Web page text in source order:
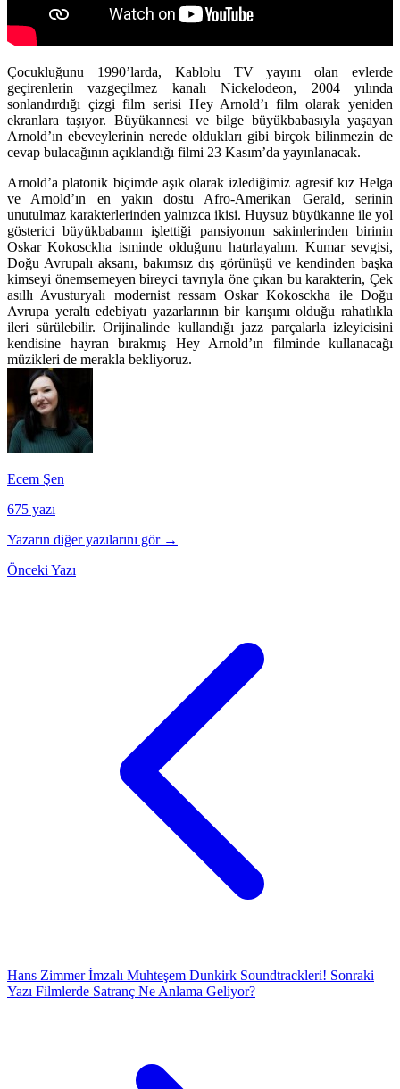
Çocukluğunu 1990’larda, Kablolu TV yayını olan evlerde
geçirenlerin vazgeçilmez kanalı Nickelodeon, 2004 yılında
sonlandırdığı çizgi film serisi Hey Arnold’ı film olarak yeniden
ekranlara taşıyor. Büyükannesi ve bilge büyükbabasıyla yaşayan
Arnold’ın ebeveylerinin nerede oldukları gibi birçok bilinmezin de
cevap bulacağının açıklandığı filmi 23 Kasım’da yayınlanacak.
Arnold’a platonik biçimde aşık olarak izlediğimiz agresif kız Helga
ve Arnold’ın en yakın dostu Afro-Amerikan Gerald, serinin
unutulmaz karakterlerinden yalnızca ikisi. Huysuz büyükanne ile yol
gösterici büyükbabanın işlettiği pansiyonun sakinlerinden birinin
Oskar Kokosckha isminde olduğunu hatırlayalım. Kumar sevgisi,
Doğu Avrupalı aksanı, bakımsız dış görünüşü ve kendinden başka
kimseyi önemsemeyen bireyci tavrıyla öne çıkan bu karakterin, Çek
asıllı Avusturyalı modernist ressam Oskar Kokosckha ile Doğu
Avrupa yeraltı edebiyatı yazarlarının bir karışımı olduğu rahatlıkla
ileri sürülebilir. Orijinalinde kullandığı jazz parçalarla izleyicisini
kendisine hayran bırakmış Hey Arnold’ın filminde kullanacağı
müzikleri de merakla bekliyoruz.
Ecem Şen
675 yazı
Yazarın diğer yazılarını gör →
Önceki Yazı
Hans Zimmer İmzalı Muhteşem Dunkirk Soundtrackleri! Sonraki
Yazı Filmlerde Satranç Ne Anlama Geliyor?